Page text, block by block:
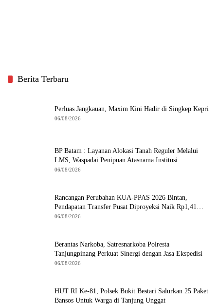
Berita Terbaru
Perluas Jangkauan, Maxim Kini Hadir di Singkep Kepri
06/08/2026
BP Batam : Layanan Alokasi Tanah Reguler Melalui
LMS, Waspadai Penipuan Atasnama Institusi
06/08/2026
Rancangan Perubahan KUA-PPAS 2026 Bintan,
Pendapatan Transfer Pusat Diproyeksi Naik Rp1,41
Miliar
06/08/2026
Berantas Narkoba, Satresnarkoba Polresta
Tanjungpinang Perkuat Sinergi dengan Jasa Ekspedisi
06/08/2026
HUT RI Ke-81, Polsek Bukit Bestari Salurkan 25 Paket
Bansos Untuk Warga di Tanjung Unggat